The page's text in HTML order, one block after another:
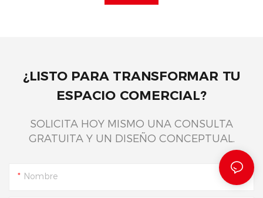
¿LISTO PARA TRANSFORMAR TU
ESPACIO COMERCIAL?
SOLICITA HOY MISMO UNA CONSULTA
GRATUITA Y UN DISEÑO CONCEPTUAL.
Nombre